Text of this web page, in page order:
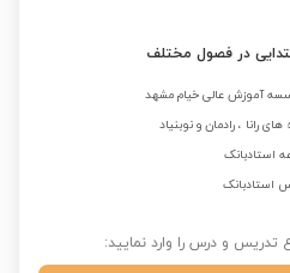
آموزش عالی خیام مشهد
استادبانک
استادبانک
و درس را وارد نمایید: